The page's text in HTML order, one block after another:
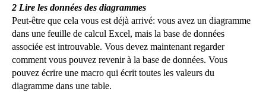
2 Lire les données des diagrammes
Peut-être que cela vous est déjà arrivé: vous avez un diagramme
dans une feuille de calcul Excel, mais la base de données
associée est introuvable. Vous devez maintenant regarder
comment vous pouvez revenir à la base de données. Vous
pouvez écrire une macro qui écrit toutes les valeurs du
diagramme dans une table.